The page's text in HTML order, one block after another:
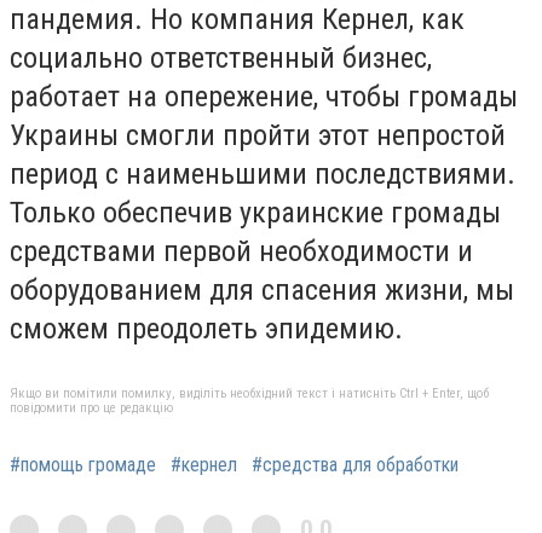
пандемия. Но компания Кернел, как
социально ответственный бизнес,
работает на опережение, чтобы громады
Украины смогли пройти этот непростой
период с наименьшими последствиями.
Только обеспечив украинские громады
средствами первой необходимости и
оборудованием для спасения жизни, мы
сможем преодолеть эпидемию.
Якщо ви помітили помилку, виділіть необхідний текст і натисніть Ctrl + Enter, щоб
повідомити про це редакцію
#помощь громаде #кернел #средства для обработки